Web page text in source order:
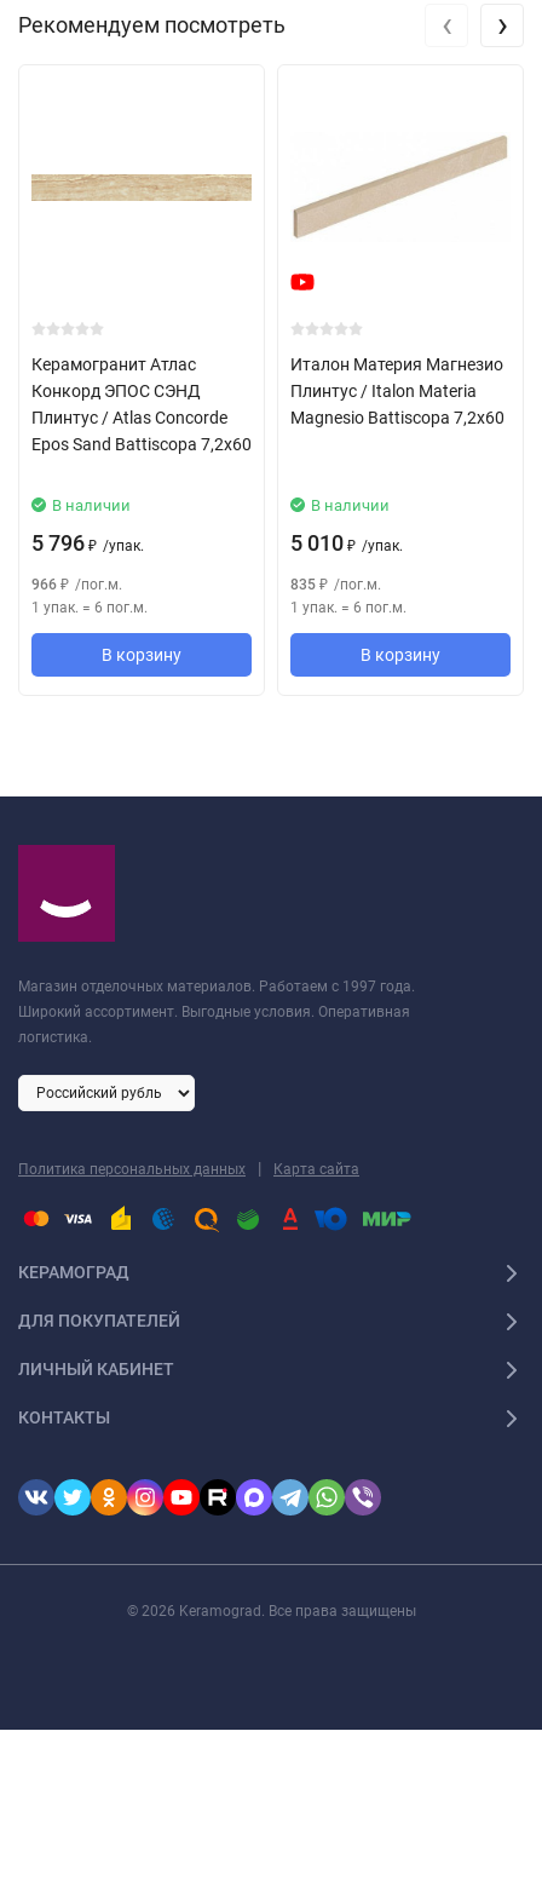
современные композиции из керамогранитного натурального
Рекомендуем посмотреть
Керамогранит Атлас
Конкорд ЭПОС СЭНД
Плинтус / Atlas Concorde
Epos Sand Battiscopa 7,2x60
В наличии
5 796 ₽ /упак.
966 ₽ /пог.м.
1 упак. = 6 пог.м.
В корзину
Италон Материя Магнезио
Плинтус / Italon Materia
Magnesio Battiscopa 7,2x60
В наличии
5 010 ₽ /упак.
835 ₽ /пог.м.
1 упак. = 6 пог.м.
В корзину
‹ ›
Магазин отделочных материалов. Работаем с 1997 года.
Широкий ассортимент. Выгодные условия. Оперативная
логистика.
Политика персональных данных | Карта сайта
КЕРАМОГРАД
ДЛЯ ПОКУПАТЕЛЕЙ
ЛИЧНЫЙ КАБИНЕТ
КОНТАКТЫ
© 2026 Keramograd. Все права защищены